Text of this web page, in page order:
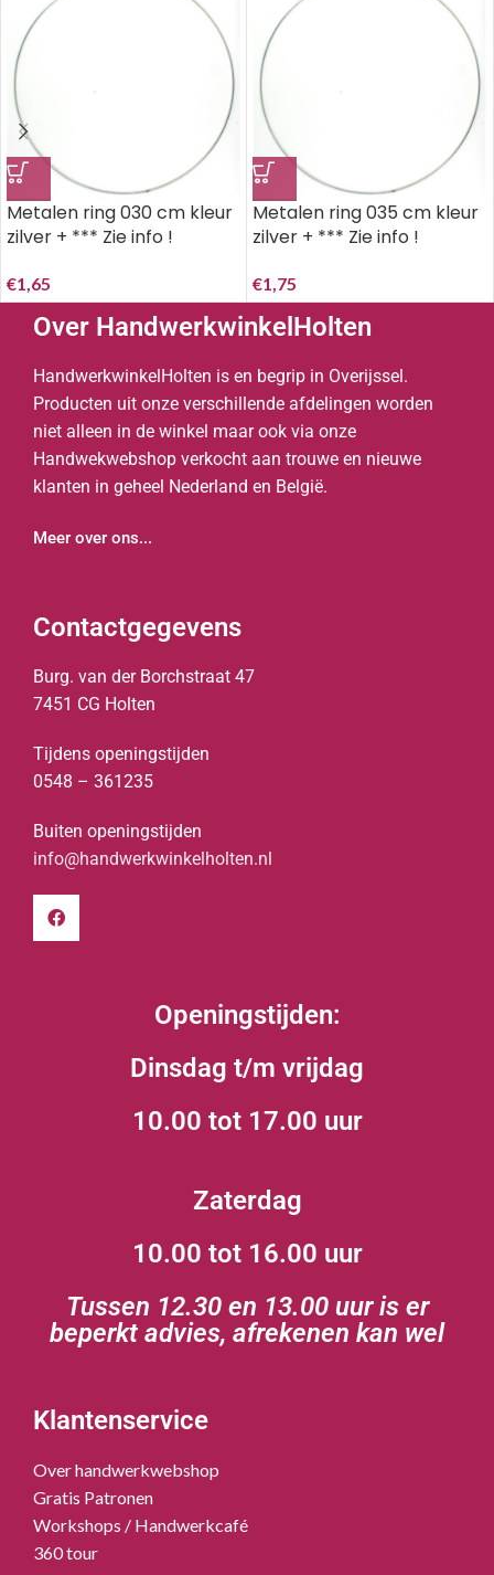
Metalen ring 030 cm kleur
zilver + *** Zie info !
€1,65
Metalen ring 035 cm kleur
zilver + *** Zie info !
€1,75
Over HandwerkwinkelHolten
HandwerkwinkelHolten is en begrip in Overijssel.
Producten uit onze verschillende afdelingen worden
niet alleen in de winkel maar ook via onze
Handwekwebshop verkocht aan trouwe en nieuwe
klanten in geheel Nederland en België.
Meer over ons...
Contactgegevens
Burg. van der Borchstraat 47
7451 CG Holten
Tijdens openingstijden
0548 – 361235
Buiten openingstijden
info@handwerkwinkelholten.nl
Openingstijden:
Dinsdag t/m vrijdag
10.00 tot 17.00 uur
Zaterdag
10.00 tot 16.00 uur
Tussen 12.30 en 13.00 uur is er
beperkt advies, afrekenen kan wel
Klantenservice
Over handwerkwebshop
Gratis Patronen
Workshops / Handwerkcafé
360 tour